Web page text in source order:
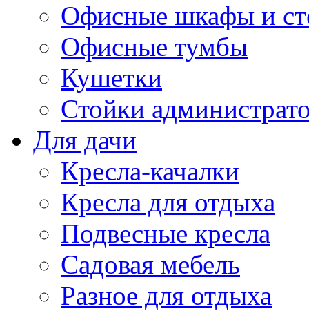
Офисные шкафы и
Офисные тумбы
Кушетки
Стойки
Для дачи
Кресла-качалки
Кресла для отдыха
Подвесные кресла
Садовая мебель
Разное для отдыха